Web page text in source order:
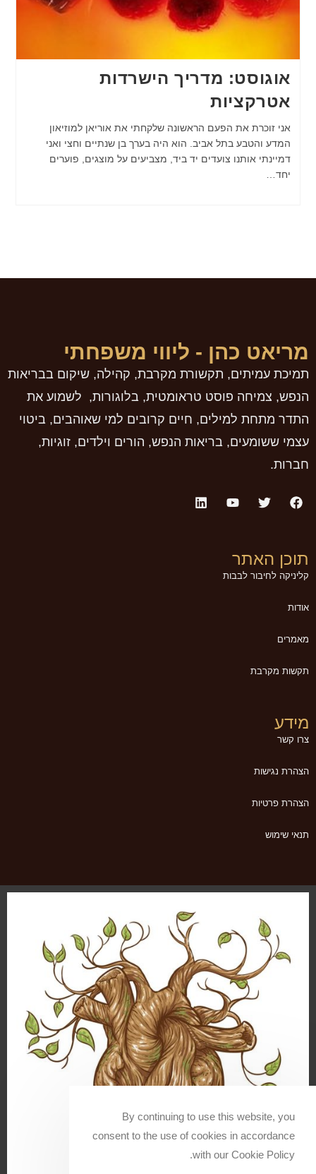
אוגוסט: מדריך הישרדות
אטרקציות
אני זוכרת את הפעם הראשונה שלקחתי את אוריאן למוזיאון
המדע והטבע בתל אביב. הוא היה בערך בן שנתיים וחצי ואני
דמיינתי אותנו צועדים יד ביד, מצביעים על מוצגים, פוערים
יחד…
מריאט כהן - ליווי משפחתי
תמיכת עמיתים, תקשורת מקרבת, קהילה, שיקום בבריאות
הנפש, צמיחה פוסט טראומטית, בלוגורות, לשמוע את
התדר מתחת למילים, חיים קרובים למי שאוהבים, ביטוי
עצמי ששומעים, בריאות הנפש, הורים וילדים, זוגיות,
חברות.
תוכן האתר
קליניקה לחיבור לבבות
אודות
מאמרים
תקשות מקרבת
מידע
צרו קשר
הצהרת נגישות
הצהרת פרטיות
תנאי שימוש
By continuing to use this website, you
consent to the use of cookies in accordance
with our Cookie Policy.